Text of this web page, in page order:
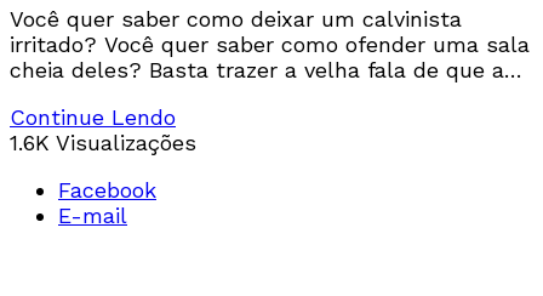
Você quer saber como deixar um calvinista
irritado? Você quer saber como ofender uma sala
cheia deles? Basta trazer a velha fala de que a
evangelismo. Nós todos já ouvimos isso, já lemos
isso e rejeitamos isso.
Continue Lendo
1.6K Visualizações
Facebook
E-mail